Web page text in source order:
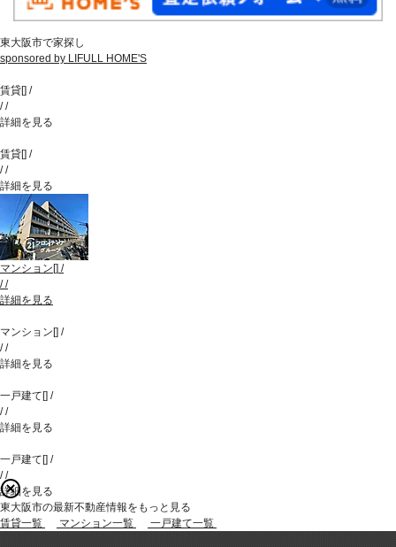
東大阪市で家探し
sponsored by LIFULL HOME'S
賃貸[] /
//
詳細を見る
賃貸[] /
//
詳細を見る
マンション[] /
//
詳細を見る
マンション[] /
//
詳細を見る
一戸建て[] /
//
詳細を見る
一戸建て[] /
//
詳細を見る
東大阪市の最新不動産情報をもっと見る
賃貸一覧
マンション一覧 一戸建て一覧